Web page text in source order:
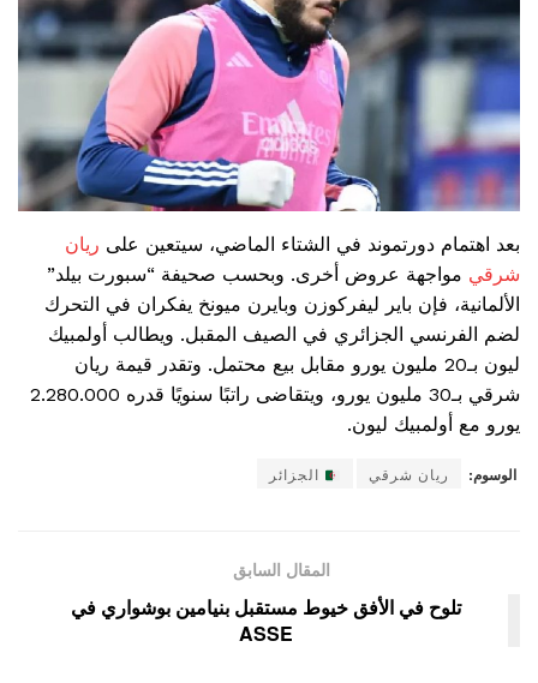
بعد اهتمام دورتموند في الشتاء الماضي، سيتعين على ريان
شرقي مواجهة عروض أخرى. وبحسب صحيفة “سبورت بيلد”
الألمانية، فإن باير ليفركوزن وبايرن ميونخ يفكران في التحرك
لضم الفرنسي الجزائري في الصيف المقبل. ويطالب أولمبيك
ليون بـ20 مليون يورو مقابل بيع محتمل. وتقدر قيمة ريان
شرقي بـ30 مليون يورو، ويتقاضى راتبًا سنويًا قدره 2.280.000
يورو مع أولمبيك ليون.
الوسوم: ريان شرقي الجزائر
المقال السابق
تلوح في الأفق خيوط مستقبل بنيامين بوشواري في
ASSE